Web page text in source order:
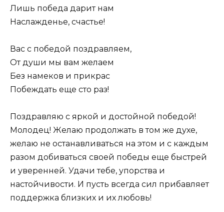
Лишь победа дарит нам
Наслажденье, счастье!
Вас с победой поздравляем,
От души мы вам желаем
Без намеков и прикрас
Побеждать еще сто раз!
Поздравляю с яркой и достойной победой!
Молодец! Желаю продолжать в том же духе,
желаю не останавливаться на этом и с каждым
разом добиваться своей победы еще быстрей
и уверенней. Удачи тебе, упорства и
настойчивости. И пусть всегда сил прибавляет
поддержка близких и их любовь!